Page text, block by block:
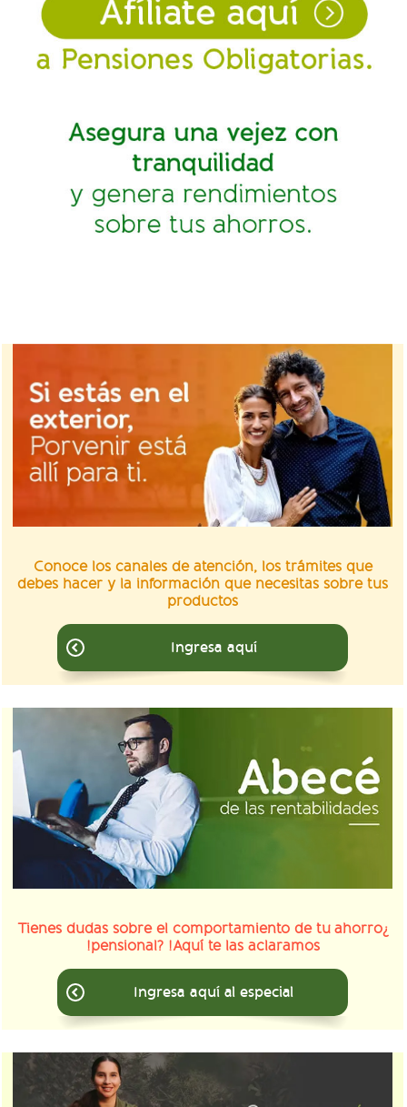
Conoce los canales de atención, los trámites que
debes hacer y la información que necesitas sobre tus
productos
Ingresa aquí
¿Tienes dudas sobre el comportamiento de tu ahorro
pensional? !Aquí te las aclaramos!
Ingresa aquí al especial